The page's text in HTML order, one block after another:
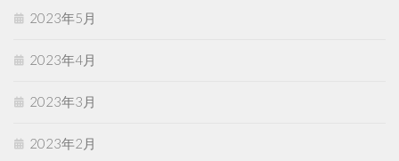
2023年5月
2023年4月
2023年3月
2023年2月